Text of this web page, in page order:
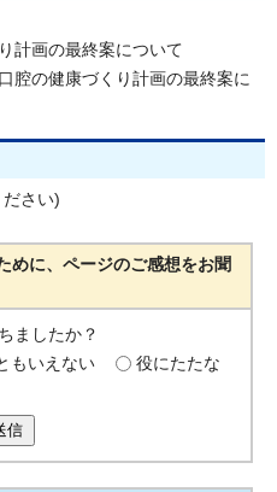
計画の最終案について
の健康づくり計画の最終案に
さい)
めに、ページのご感想をお聞
ましたか？
もいえない
役にたたな
信